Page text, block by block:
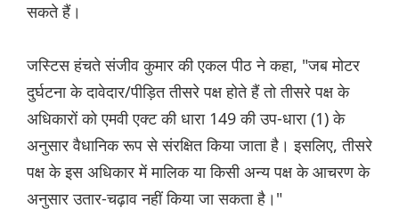
सकते हैं।
जस्टिस हंचते संजीव कुमार की एकल पीठ ने कहा, "जब मोटर
दुर्घटना के दावेदार/पीड़ित तीसरे पक्ष होते हैं तो तीसरे पक्ष के
अधिकारों को एमवी एक्‍ट की धारा 149 की उप-धारा (1) के
अनुसार वैधानिक रूप से संरक्षित किया जाता है। इसलिए, तीसरे
पक्ष के इस अधिकार में मालिक या किसी अन्य पक्ष के आचरण के
अनुसार उतार-चढ़ाव नहीं किया जा सकता है।"